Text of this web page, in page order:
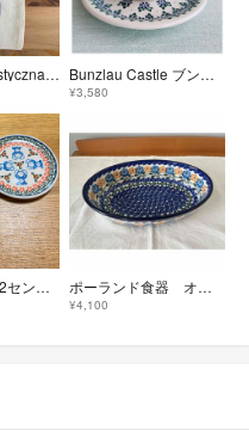
Ceramika Artystyczna 巾着布袋 Bunzlau Castle ブンツラウカステル カップ&ソーサ―1客 ポーリッシュポタリー ポーランド製
¥3,580
ツェラミカ 12センチプレート くま ポーランド食器 オーバルディッシュ
¥4,100